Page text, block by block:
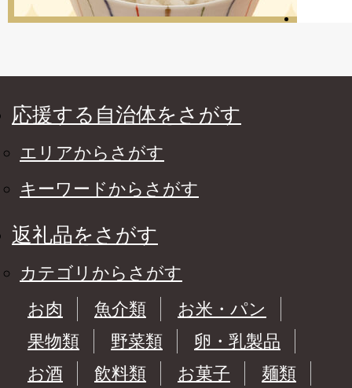
応援する自治体をさがす
エリアからさがす
キーワードからさがす
返礼品をさがす
カテゴリからさがす
お肉
魚介類
お米・パン
果物類
野菜類
卵・乳製品
お酒
飲料類 お菓子
麺類